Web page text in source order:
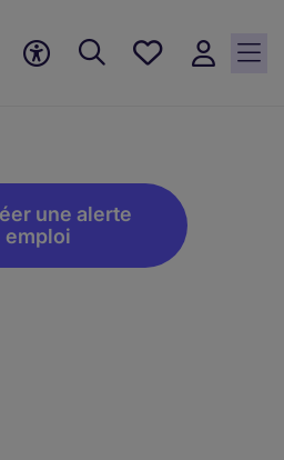
Mes offres, 0
une alerte
emploi